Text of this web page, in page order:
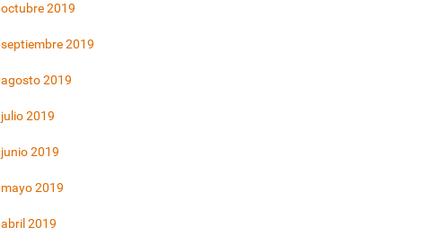
octubre 2019
septiembre 2019
agosto 2019
julio 2019
junio 2019
mayo 2019
abril 2019